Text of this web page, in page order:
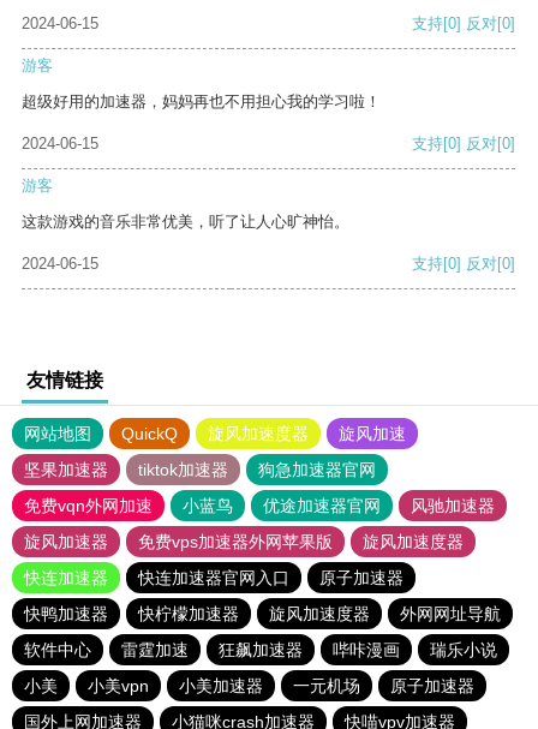
2024-06-15
支持[0] 反对[0]
游客
超级好用的加速器，妈妈再也不用担心我的学习啦！
2024-06-15 支持[0] 反对[0]
游客
这款游戏的音乐非常优美，听了让人心旷神怡。
2024-06-15 支持[0] 反对[0]
友情链接
网站地图 QuickQ 旋风加速度器
旋风加速
坚果加速器
tiktok加速器
狗急加速器官网
免费vqn外网加速
小蓝鸟 优途加速器官网
风驰加速器
旋风加速器
免费vps加速器外网苹果版
旋风加速度器
快连加速器
快连加速器官网入口
原子加速器
快鸭加速器
快柠檬加速器 旋风加速度器
外网网址导航
软件中心
雷霆加速 狂飙加速器 哔咔漫画
瑞乐小说
小美
小美vpn 小美加速器 一元机场
原子加速器
国外上网加速器
小猫咪crash加速器 快喵vpv加速器